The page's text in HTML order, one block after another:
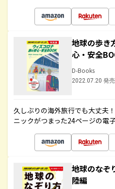
地球の歩き
心・安全
D-Books
2022.07.20 発売
久しぶりの海外旅行でも大丈夫
ニックがつまった24ページの電
地球のな
陸編